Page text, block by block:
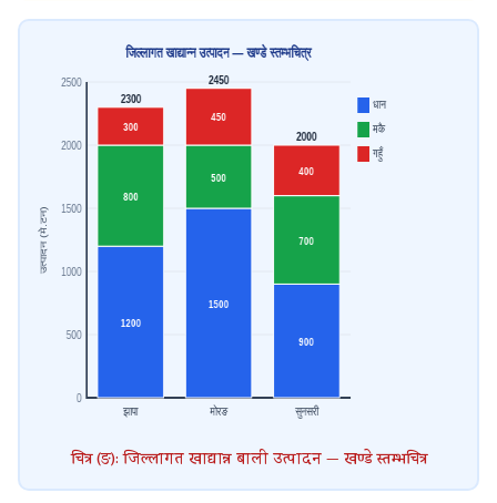
चित्र (ङ): जिल्लागत खाद्यान्न बाली उत्पादन — खण्डे स्तम्भचित्र